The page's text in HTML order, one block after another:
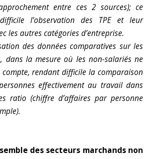
entre ces 2 sources); ce
l’observation des TPE et leur
les autres catégories d’entreprise.
des données comparatives sur les
dans la mesure où les non-salariés ne
rendant difficile la comparaison
effectivement au travail dans
ratio (chiffre d’affaires par personne
des secteurs marchands non